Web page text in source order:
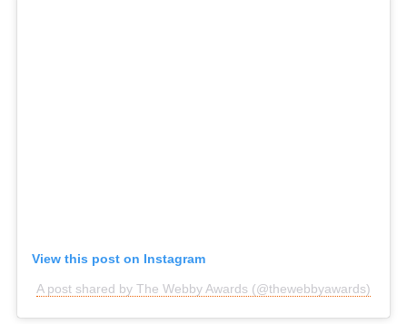
View this post on Instagram
A post shared by The Webby Awards (@thewebbyawards)